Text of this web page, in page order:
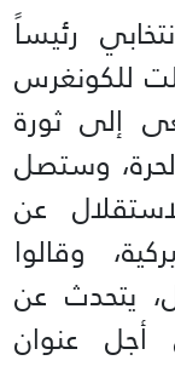
رئيساً
مرة عام 1996، قلت للكونغرس
إلى ثورة
وستصل
عن
وقالوا
يتحدث عن
أجل عنوان